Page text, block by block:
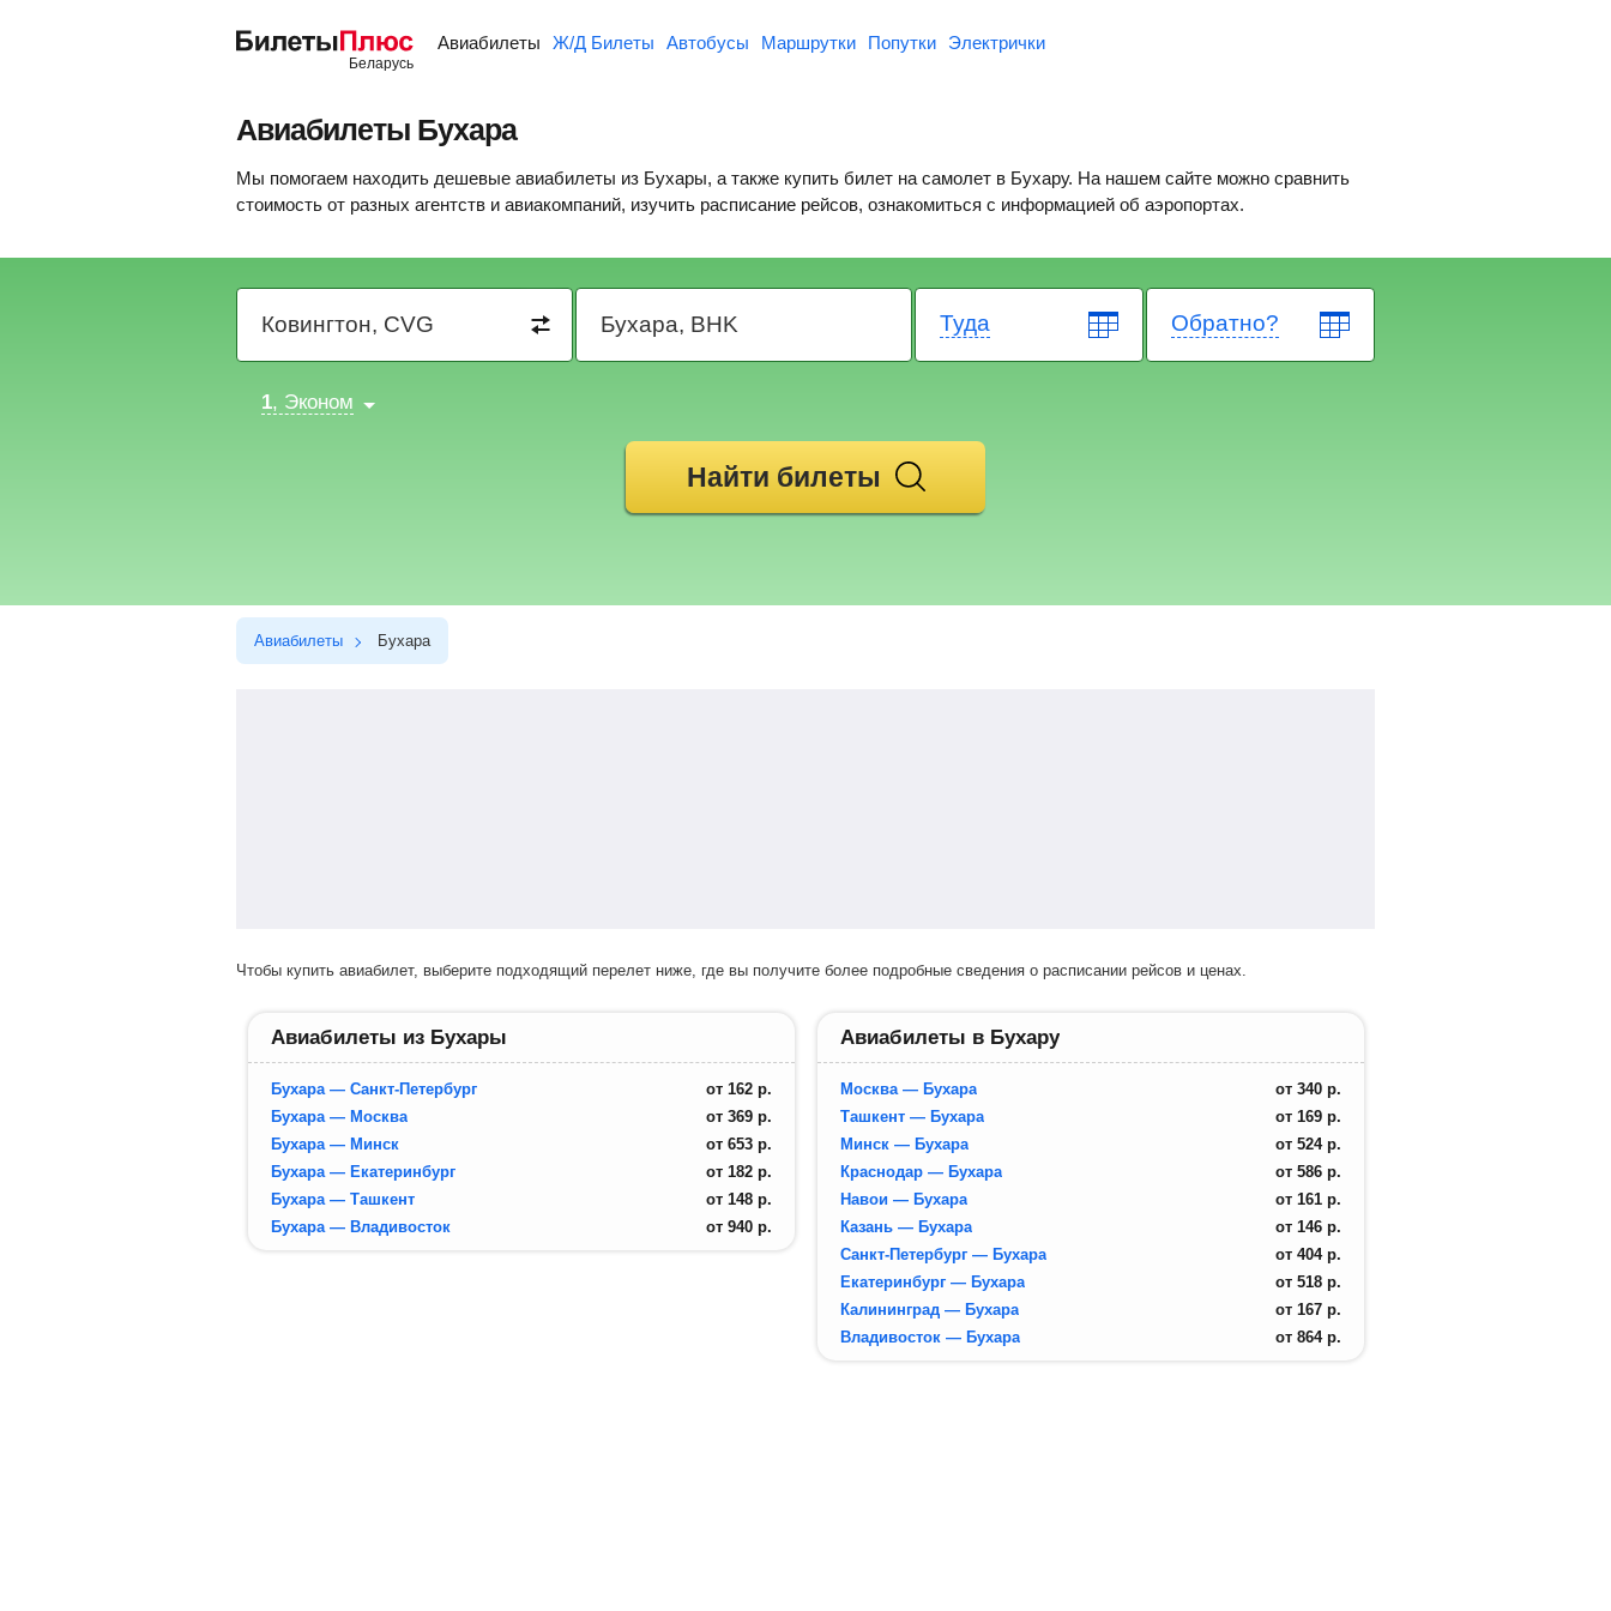
Авиабилеты Ж/Д Билеты Автобусы Маршрутки Попутки Электрички
Авиабилеты Бухара
Мы помогаем находить дешевые авиабилеты из Бухары, а также купить билет на самолет в Бухару. На нашем сайте можно сравнить
стоимость от разных агентств и авиакомпаний, изучить расписание рейсов, ознакомиться с информацией об аэропортах.
Туда Обратно?
1, Эконом
Найти билеты
Авиабилеты Бухара
Чтобы купить авиабилет, выберите подходящий перелет ниже, где вы получите более подробные сведения о расписании рейсов и ценах.
Авиабилеты из Бухары
Бухара — Санкт-Петербург от 162 р.
Бухара — Москва
от 369 р.
Бухара — Минск
от 653 р.
Бухара — Екатеринбург
от 182 р.
Бухара — Ташкент
от 148 р.
Бухара — Владивосток
от 940 р.
Авиабилеты в Бухару
Москва — Бухара от 340 р.
Ташкент — Бухара
от 169 р.
Минск — Бухара
от 524 р.
Краснодар — Бухара
от 586 р.
Навои — Бухара
от 161 р.
Казань — Бухара
от 146 р.
Санкт-Петербург — Бухара
от 404 р.
Екатеринбург — Бухара
от 518 р.
Калининград — Бухара
от 167 р.
Владивосток — Бухара
от 864 р.